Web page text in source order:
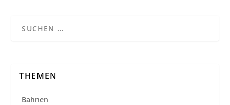
THEMEN
Bahnen